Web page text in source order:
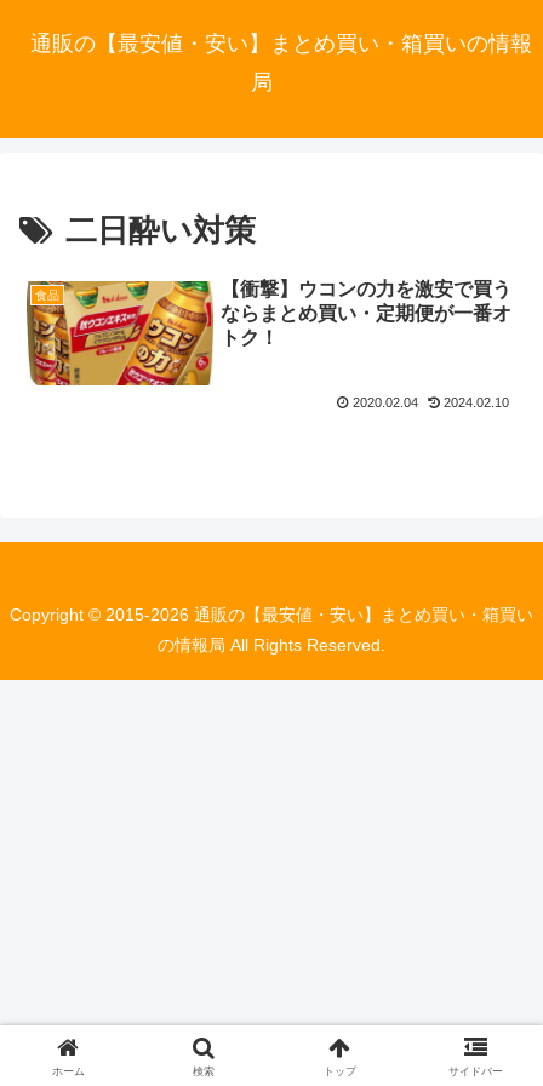
通販の【最安値・安い】まとめ買い・箱買いの情報
局
二日酔い対策
食品
【衝撃】ウコンの力を激安で買う
ならまとめ買い・定期便が一番オ
トク！
2020.02.04 2024.02.10
Copyright © 2015-2026 通販の【最安値・安い】まとめ買い・箱買い
の情報局 All Rights Reserved.
ホーム 検索 トップ サイドバー